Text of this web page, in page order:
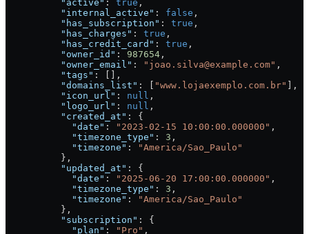
          "active"
: true ,
          "internal_active"
: false ,
          "has_subscription"
: true ,
          "has_charges"
: true ,
          "has_credit_card"
: true ,
          "owner_id"
: 987654 ,
          "owner_email"
: "joao.silva@example.com" ,
          "tags"
: [],
          "domains_list"
: [ "www.lojaexemplo.com.br"
],
          "icon_url"
: null ,
          "logo_url"
: null ,
          "created_at"
: {
            "date"
: "2023-02-15 10:00:00.000000" ,
            "timezone_type"
: 3 ,
            "timezone"
:
"America/Sao_Paulo"
          },
          "updated_at"
: {
            "date"
: "2025-06-20 17:00:00.000000" ,
            "timezone_type"
: 3 ,
            "timezone"
:
"America/Sao_Paulo"
          },
          "subscription"
: {
            "plan"
: "Pro" ,